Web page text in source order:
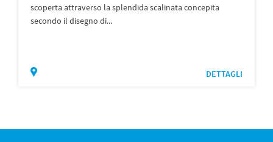
scoperta attraverso la splendida scalinata concepita
secondo il disegno di...
DETTAGLI